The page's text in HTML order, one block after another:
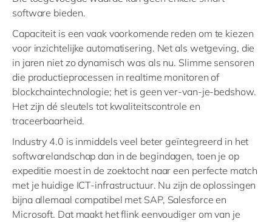
software bieden.
Capaciteit is een vaak voorkomende reden om te kiezen
voor inzichtelijke automatisering. Net als wetgeving, die
in jaren niet zo dynamisch was als nu. Slimme sensoren
die productieprocessen in realtime monitoren of
blockchaintechnologie; het is geen ver-van-je-bedshow.
Het zijn dé sleutels tot kwaliteitscontrole en
traceerbaarheid.
Industry 4.0 is inmiddels veel beter geïntegreerd in het
softwarelandschap dan in de begindagen, toen je op
expeditie moest in de zoektocht naar een perfecte match
met je huidige ICT-infrastructuur. Nu zijn de oplossingen
bijna allemaal compatibel met SAP, Salesforce en
Microsoft. Dat maakt het flink eenvoudiger om van je